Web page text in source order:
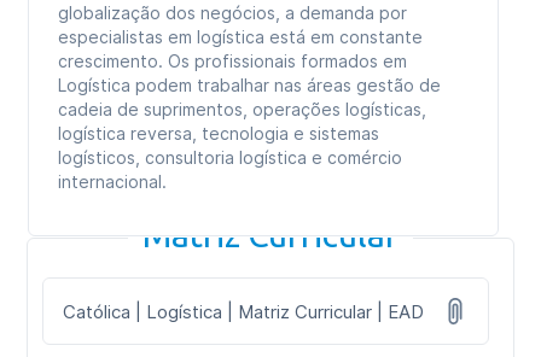
globalização dos negócios, a demanda por
especialistas em logística está em constante
crescimento. Os profissionais formados em
Logística podem trabalhar nas áreas gestão de
cadeia de suprimentos, operações logísticas,
logística reversa, tecnologia e sistemas
logísticos, consultoria logística e comércio
internacional.
Matriz Curricular
Católica | Logística | Matriz Curricular | EAD